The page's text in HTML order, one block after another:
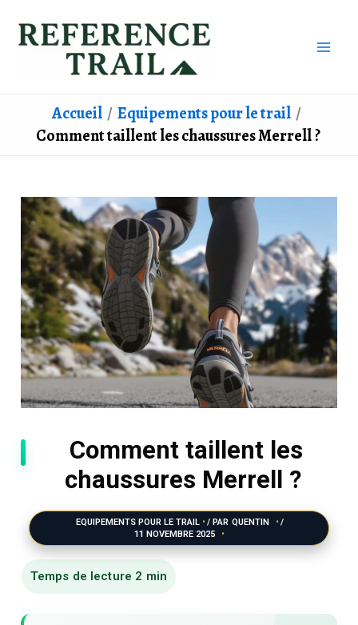
Accueil
Equipements pour le trail
Comment taillent les chaussures Merrell ?
Comment taillent les
chaussures Merrell ?
EQUIPEMENTS POUR LE TRAIL / PAR QUENTIN
/
11 NOVEMBRE 2025